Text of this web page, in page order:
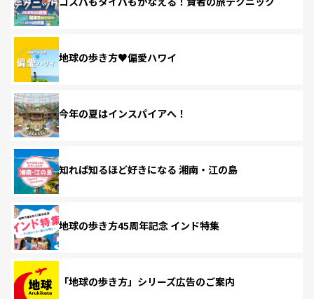
地球の歩き方♥偏愛ハワイ
今年の夏はインスパイアへ！
知れば知るほど好きになる 湘南・江の島
地球の歩き方45周年記念 インド特集
「地球の歩き方」シリーズ広告のご案内